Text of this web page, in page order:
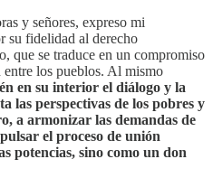
y señores, expreso mi
su fidelidad al derecho
que se traduce en un compromiso
los pueblos. Al mismo
en su interior el diálogo y la
las perspectivas de los pobres y
a armonizar las demandas de
el proceso de unión
potencias, sino como un don